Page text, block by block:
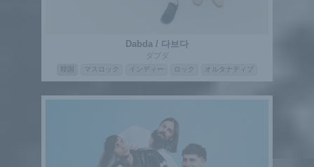
Dabda / 다브다
ダブダ
マスロック インディー ロック オルタナティブ